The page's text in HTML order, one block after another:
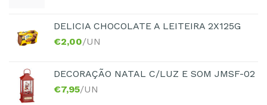
DELICIA CHOCOLATE A LEITEIRA 2X125G
€2,00/UN
DECORAÇÃO NATAL C/LUZ E SOM JMSF-02
€7,95/UN